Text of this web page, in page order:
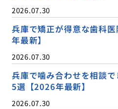
2026.07.30
兵庫で矯正が得意な歯科
年最新】
2026.07.30
兵庫で噛み合わせを相談
5選【2026年最新】
2026.07.30